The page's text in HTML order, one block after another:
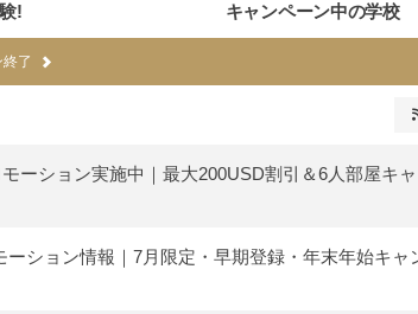
! キャンペーン中の学校
了
ーション実施中｜最大200USD割引＆6人部屋キ
ーション情報｜7月限定・早期登録・年末年始キャ